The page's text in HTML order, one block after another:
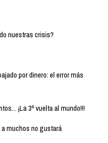
nuestras crisis?
por dinero: el error más
¡La 3ª vuelta al mundo!!!
muchos no gustará